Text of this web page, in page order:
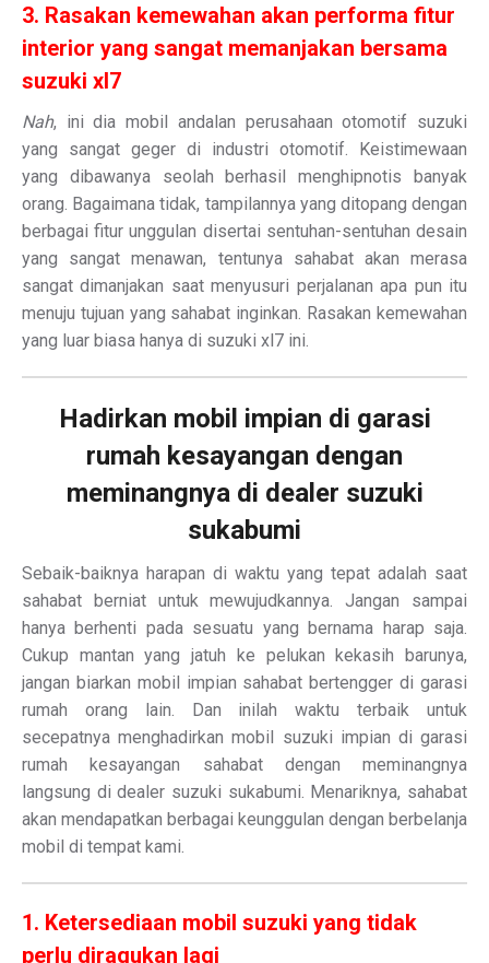
3. Rasakan kemewahan akan performa fitur
interior yang sangat memanjakan bersama
suzuki xl7
Nah, ini dia mobil andalan perusahaan otomotif suzuki
yang sangat geger di industri otomotif. Keistimewaan
yang dibawanya seolah berhasil menghipnotis banyak
orang. Bagaimana tidak, tampilannya yang ditopang dengan
berbagai fitur unggulan disertai sentuhan-sentuhan desain
yang sangat menawan, tentunya sahabat akan merasa
sangat dimanjakan saat menyusuri perjalanan apa pun itu
menuju tujuan yang sahabat inginkan. Rasakan kemewahan
yang luar biasa hanya di suzuki xl7 ini.
Hadirkan mobil impian di garasi
rumah kesayangan dengan
meminangnya di dealer suzuki
sukabumi
Sebaik-baiknya harapan di waktu yang tepat adalah saat
sahabat berniat untuk mewujudkannya. Jangan sampai
hanya berhenti pada sesuatu yang bernama harap saja.
Cukup mantan yang jatuh ke pelukan kekasih barunya,
jangan biarkan mobil impian sahabat bertengger di garasi
rumah orang lain. Dan inilah waktu terbaik untuk
secepatnya menghadirkan mobil suzuki impian di garasi
rumah kesayangan sahabat dengan meminangnya
langsung di dealer suzuki sukabumi. Menariknya, sahabat
akan mendapatkan berbagai keunggulan dengan berbelanja
mobil di tempat kami.
1. Ketersediaan mobil suzuki yang tidak
perlu diragukan lagi